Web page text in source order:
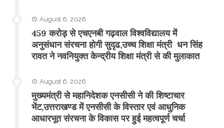
August 6, 2026
459 करोड़ से एचएनबी गढ़वाल विश्वविद्यालय में
अनुसंधान संरचना होगी सुदृढ,उच्च शिक्षा मंत्री धन सिंह
रावत ने नवनियुक्त केन्द्रीय शिक्षा मंत्री से की मुलाकात
August 6, 2026
मुख्यमंत्री से महानिदेशक एनसीसी ने की शिष्टाचार
भेंट,उत्तराखण्ड में एनसीसी के विस्तार एवं आधुनिक
आधारभूत संरचना के विकास पर हुई महत्वपूर्ण चर्चा